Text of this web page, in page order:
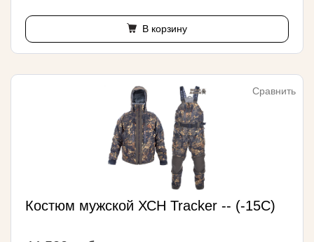
В корзину
Сравнить
Костюм мужской ХСН Tracker -- (-15С)